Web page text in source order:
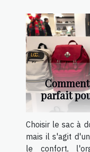
parfait
Choisir le sac à
mais il s'agit
le confort,